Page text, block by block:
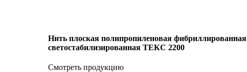
Нить плоская полипропиленовая фибриллированная
светостабилизированная ТЕКС 2200
Смотреть продукцию